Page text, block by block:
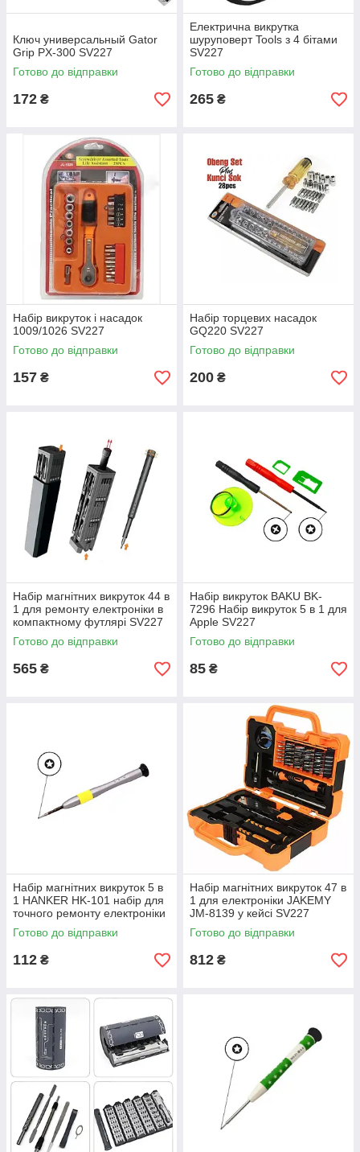
Ключ универсальный Gator
Grip PX-300 SV227
Готово до відправки
172 ₴
Електрична викрутка
шуруповерт Tools з 4 бітами
SV227
Готово до відправки
265 ₴
Набір викруток і насадок
1009/1026 SV227
Готово до відправки
157 ₴
Набір торцевих насадок
GQ220 SV227
Готово до відправки
200 ₴
Набір магнітних викруток 44 в
1 для ремонту електроніки в
компактному футлярі SV227
Готово до відправки
565 ₴
Набір викруток BAKU BK-
7296 Набір викруток 5 в 1 для
Apple SV227
Готово до відправки
85 ₴
Набір магнітних викруток 5 в
1 HANKER HK-101 набір для
точного ремонту електроніки
SV227
Готово до відправки
112 ₴
Набір магнітних викруток 47 в
1 для електроніки JAKEMY
JM-8139 у кейсі SV227
Готово до відправки
812 ₴